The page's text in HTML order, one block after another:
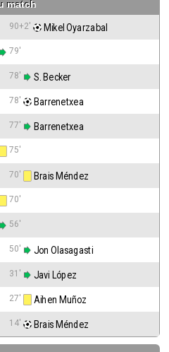
match
90+2' Mikel Oyarzabal
79'
78' S. Becker
78' Barrenetxea
77' Barrenetxea
75'
70' Brais Méndez
70'
56'
50' Jon Olasagasti
31' Javi López
27' Aihen Muñoz
14' Brais Méndez